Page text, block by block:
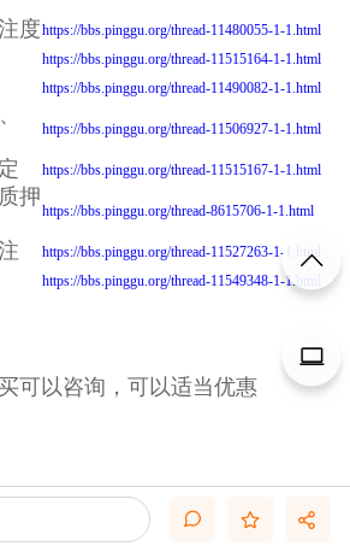
度https://bbs.pinggu.org/thread-11480055-1-1.html
https://bbs.pinggu.org/thread-11515164-1-1.html
https://bbs.pinggu.org/thread-11490082-1-1.html
https://bbs.pinggu.org/thread-11506927-1-1.html
https://bbs.pinggu.org/thread-11515167-1-1.html
押
https://bbs.pinggu.org/thread-8615706-1-1.html
https://bbs.pinggu.org/thread-11527263-1-1.html
https://bbs.pinggu.org/thread-11549348-1-1.html
可以咨询，可以适当优惠
实体企业金融化完整实证分析Stata
年数据)